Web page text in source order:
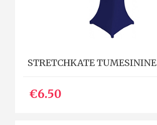
STRETCHKATE TUMESININE
€6.50